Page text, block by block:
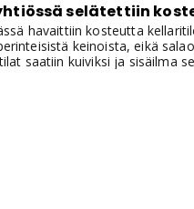
selätettiin
havaittiin kosteutta
keinoista, eikä
saatiin kuiviksi ja sisäilma